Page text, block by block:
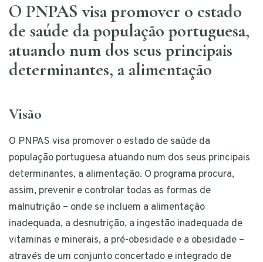
O PNPAS visa promover o estado
de saúde da população portuguesa,
atuando num dos seus principais
determinantes, a alimentação
Visão
O PNPAS visa promover o estado de saúde da
população portuguesa atuando num dos seus principais
determinantes, a alimentação. O programa procura,
assim, prevenir e controlar todas as formas de
malnutrição – onde se incluem a alimentação
inadequada, a desnutrição, a ingestão inadequada de
vitaminas e minerais, a pré-obesidade e a obesidade –
através de um conjunto concertado e integrado de